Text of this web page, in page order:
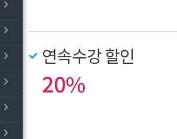
연속수강 할인
20%